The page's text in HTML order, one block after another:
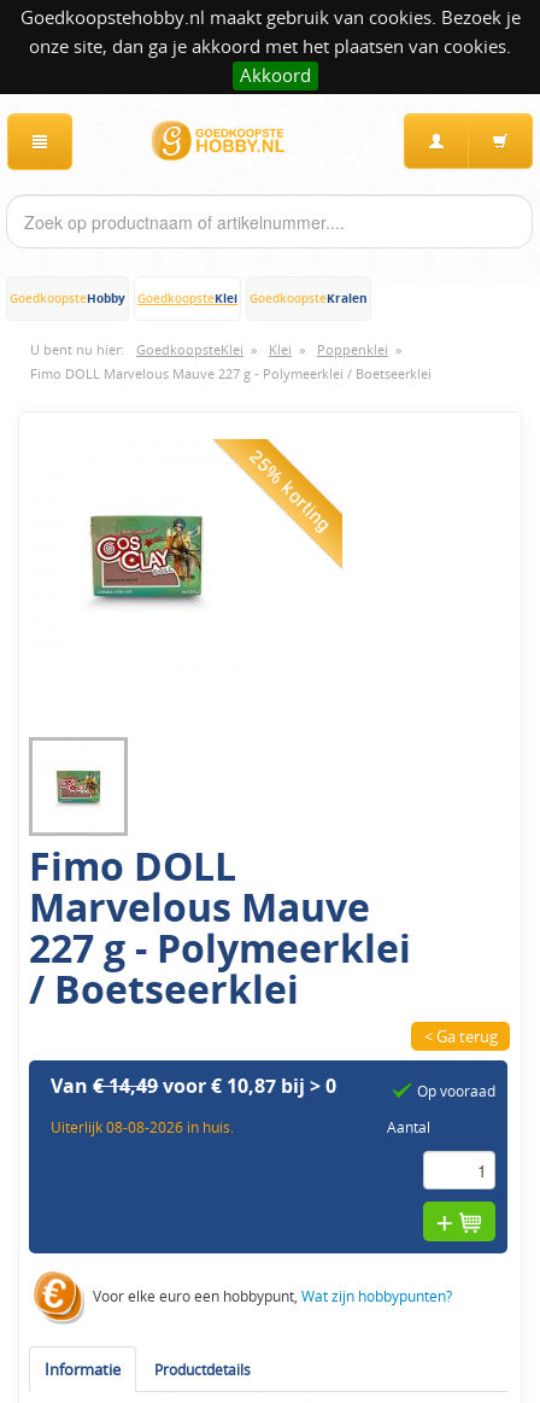
Goedkoopstehobby.nl maakt gebruik van cookies. Bezoek je
onze site, dan ga je akkoord met het plaatsen van cookies.
Akkoord
GoedkoopsteHobby GoedkoopsteKlei GoedkoopsteKralen
U bent nu hier: GoedkoopsteKlei » Klei » Poppenklei »
Fimo DOLL Marvelous Mauve 227 g - Polymeerklei / Boetseerklei
25% korting
Fimo DOLL
Marvelous Mauve
227 g - Polymeerklei
/ Boetseerklei
< Ga terug
Van€ 14,49voor € 10,87 bij > 0
Uiterlijk 08-08-2026 in huis.
Op vooraad
Aantal
Voor elke euro een hobbypunt,Wat zijn hobbypunten?
Informatie Productdetails